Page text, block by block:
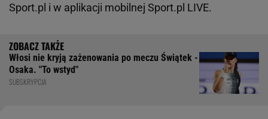
Sport.pl i w aplikacji mobilnej Sport.pl LIVE.
Włosi nie kryją zażenowania po meczu Świątek -
Osaka. "To wstyd"
SUBSKRYPCJA